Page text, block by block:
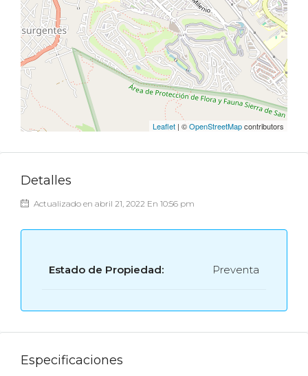
Leaflet | ©OpenStreetMapcontributors
Detalles
Actualizado en abril 21, 2022 En 10:56 pm
Estado de Propiedad: Preventa
Especificaciones